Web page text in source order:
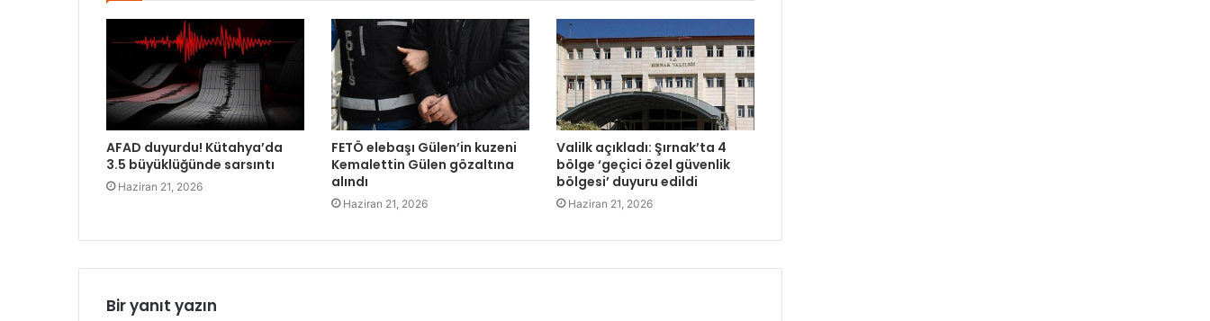
AFAD duyurdu! Kütahya’da
3.5 büyüklüğünde sarsıntı
Haziran 21, 2026
FETÖ elebaşı Gülen’in kuzeni
Kemalettin Gülen gözaltına
alındı
Haziran 21, 2026
Valilk açıkladı: Şırnak’ta 4
bölge ‘geçici özel güvenlik
bölgesi’ duyuru edildi
Haziran 21, 2026
Bir yanıt yazın